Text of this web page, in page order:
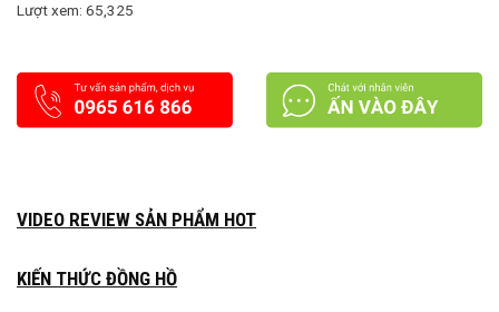
Lượt xem: 65,325
VIDEO REVIEW SẢN PHẨM HOT
KIẾN THỨC ĐỒNG HỒ